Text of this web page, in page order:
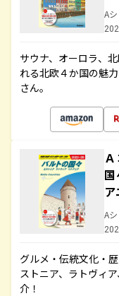
A
サウナ、オーロラ、
れる北欧４か国の魅
さん。
A
グルメ・伝統文化・
ストニア、ラトヴィ
介！